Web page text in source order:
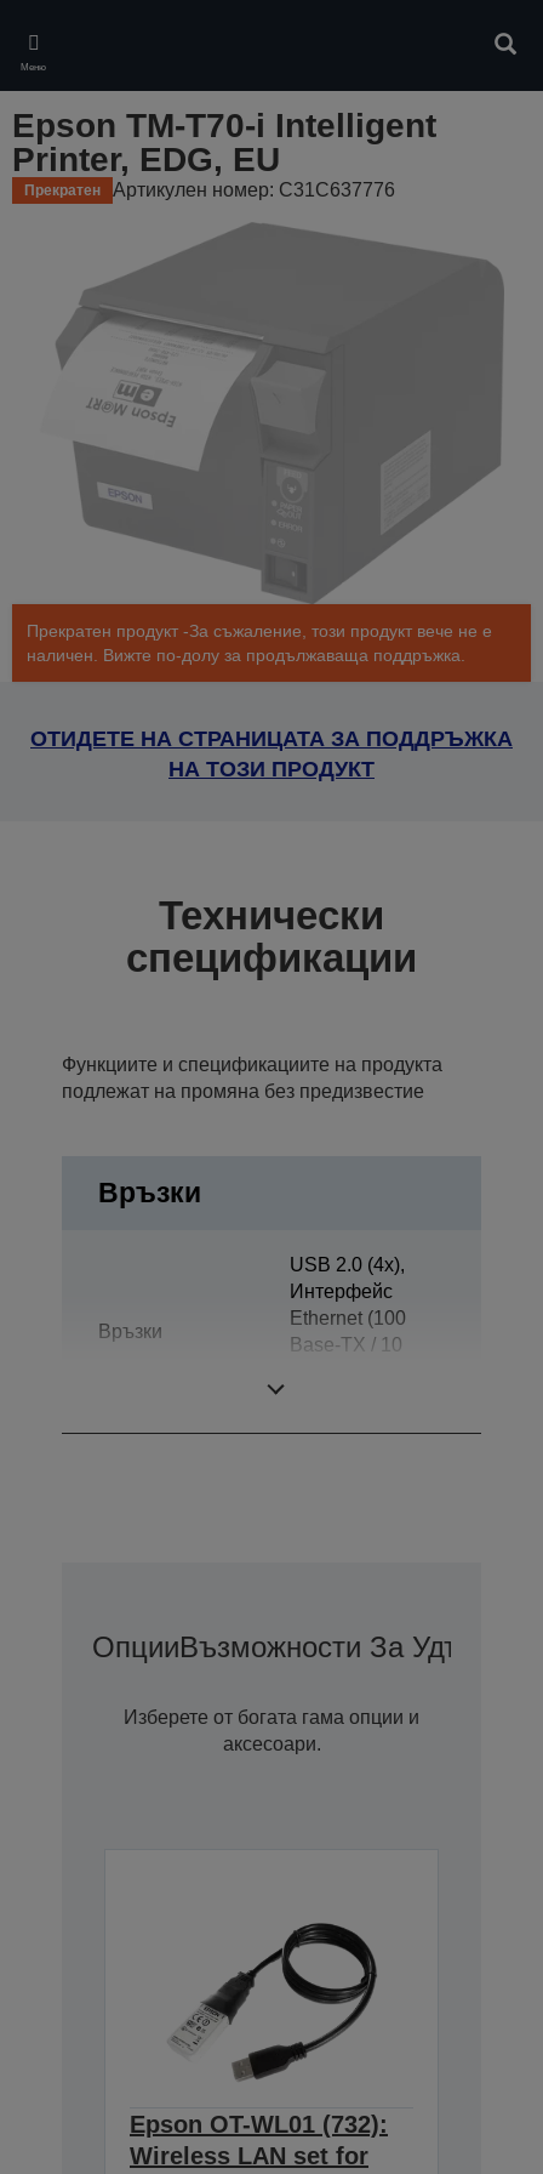
main
content
Меню
Epson TM-T70-i Intelligent
Printer, EDG, EU
Прекратен Артикулен номер: C31C637776
Прекратен продукт -За съжаление, този продукт вече не е
наличен. Вижте по-долу за продължаваща поддръжка.
ОТИДЕТЕ НА СТРАНИЦАТА ЗА ПОДДРЪЖКА
НА ТОЗИ ПРОДУКТ
Технически
спецификации
Функциите и спецификациите на продукта
подлежат на промяна без предизвестие
Връзки
Връзки
USB 2.0 (4x),
Интерфейс
Ethernet (100
Base-TX / 10
ОпцииВъзможности За
Изберете от богата гама опции и
аксесоари.
Epson OT-WL01 (732):
Wireless LAN set for